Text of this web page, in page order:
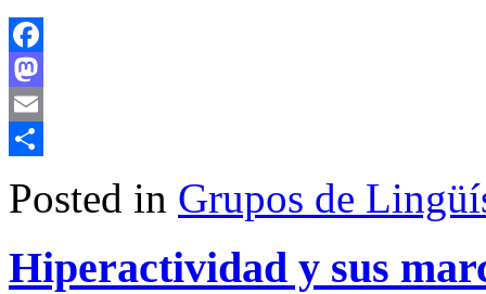
Facebook
Mastodon
Email
Posted in Grupos de
Hiperactividad y sus